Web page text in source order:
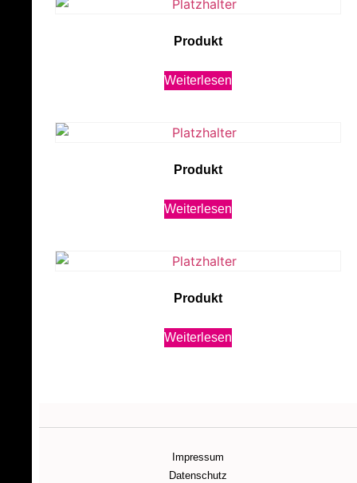
Produkt
Weiterlesen
Produkt
Weiterlesen
Produkt
Weiterlesen
Impressum
Datenschutz